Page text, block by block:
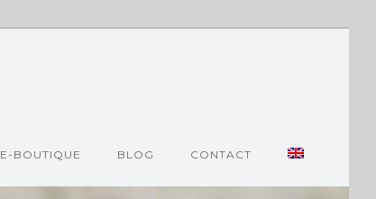
E-BOUTIQUE BLOG CONTACT